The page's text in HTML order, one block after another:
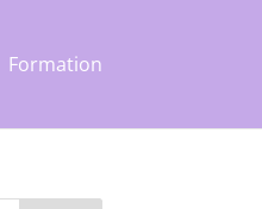
Formation